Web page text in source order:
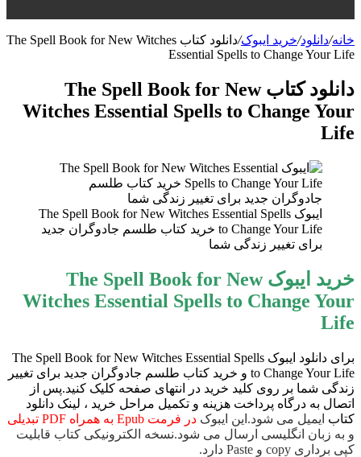
برای
خانه/دانلود/خرید ایبوک/
دانلود کتاب The Spell Book for New Witches
Essential Spells to Change Your Life
دانلود کتاب The Spell Book for New
Witches Essential Spells to Change Your
Life
ایبوک The Spell Book for New Witches Essential Spells
to Change Your Life خرید کتاب طلسم جادوگران جدید
برای تغییر زندگی شما
خرید ایبوک The Spell Book for New
Witches Essential Spells to Change Your
Life
برای دانلود ایبوک The Spell Book for New Witches Essential Spells
to Change Your Life و خرید کتاب طلسم جادوگران جدید برای تغییر
زندگی شما بر روی کلید خرید در انتهای صفحه کلیک کنید.پس از
اتصال به درگاه پرداخت هزینه و تکمیل مراحل خرید ، لینک دانلود
کتاب ایمیل می شود.این ایبوک در فرمت Epub به همراه PDF تبدیلی
و به زبان انگلیسی ارسال می شود.نسخه الکترونیکی کتاب قابلیت
کپی برداری copy و Paste دارد.